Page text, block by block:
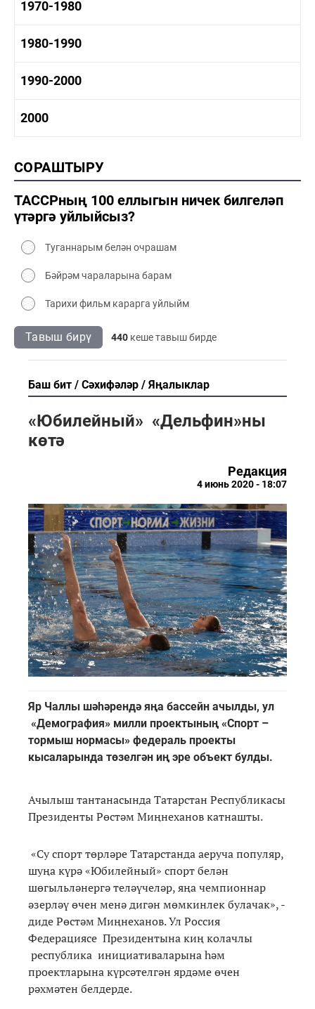
1960-1970 тарих
1970-1980
1970-1980 тарих
1980-1990
1980-1990 тарих
1990-2000
2000
2000 сәнәгать
2000 мәдәният
СОРАШТЫРУ
ТАССРның 100 еллыгын ничек билгеләп
үтәргә уйлыйсыз?
Туганнарым белән очрашам
Бәйрәм чараларына барам
Тарихи фильм карарга уйлыйм
Тавыш бирү 440 кеше тавыш бирде
Баш бит Сәхифәләр Яңалыклар
«Юбилейный» «Дельфин»ны
көтә
Редакция
4 июнь 2020 - 18:07
Яр Чаллы шәһәрендә яңа бассейн ачылды, ул
«Демография» милли проектының «Спорт –
тормыш нормасы» федераль проекты
кысаларында төзелгән иң эре объект булды.
Ачылыш тантанасында Татарстан Республикасы
Президенты Рөстәм Миңнеханов катнашты.
«Су спорт төрләре Татарстанда аеруча популяр,
шуңа күрә «Юбилейный» спорт белән
шөгыльләнергә теләүчеләр, яңа чемпионнар
әзерләү өчен менә дигән мөмкинлек булачак», -
диде Рөстәм Миңнеханов. Ул Россия
Федерациясе Президентына киң колачлы
республика инициативаларына һәм
проектларына күрсәтелгән ярдәме өчен
рәхмәтен белдерде.